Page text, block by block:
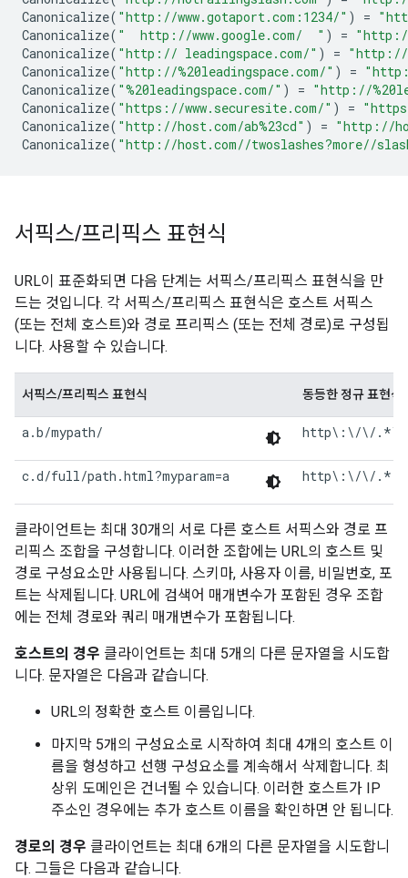
Canonicalize( "http://www.gotaport.com:1234/" ) =
Canonicalize( "  http://www.google.com/  " ) = "http://
Canonicalize( "http:// leadingspace.com/" ) = "http://
Canonicalize( "http://%20leadingspace.com/" ) =
Canonicalize( "%20leadingspace.com/" ) = "http://
Canonicalize( "https://www.securesite.com/" ) =
Canonicalize( "http://host.com/ab%23cd" ) = "http://
Canonicalize( "http://host.com//twoslashes?more//
서픽스/프리픽스 표현식
URL이 표준화되면 다음 단계는 서픽스/프리픽스 표현식을 만
드는 것입니다. 각 서픽스/프리픽스 표현식은 호스트 서픽스
(또는 전체 호스트)와 경로 프리픽스 (또는 전체 경로)로 구성됩
니다. 사용할 수 있습니다.
서픽스/프리픽스 표현식 동등한 정규 표현식
a.b/mypath/ http\:\/\/
c.d/full/path.html?myparam=a http\:\/\/
클라이언트는 최대 30개의 서로 다른 호스트 서픽스와 경로 프
리픽스 조합을 구성합니다. 이러한 조합에는 URL의 호스트 및
경로 구성요소만 사용됩니다. 스키마, 사용자 이름, 비밀번호, 포
트는 삭제됩니다. URL에 검색어 매개변수가 포함된 경우 조합
에는 전체 경로와 쿼리 매개변수가 포함됩니다.
호스트의 경우 클라이언트는 최대 5개의 다른 문자열을 시도합
니다. 문자열은 다음과 같습니다.
URL의 정확한 호스트 이름입니다.
마지막 5개의 구성요소로 시작하여 최대 4개의 호스트 이
름을 형성하고 선행 구성요소를 계속해서 삭제합니다. 최
상위 도메인은 건너뛸 수 있습니다. 이러한 호스트가 IP
주소인 경우에는 추가 호스트 이름을 확인하면 안 됩니다.
경로의 경우 클라이언트는 최대 6개의 다른 문자열을 시도합니
다. 그들은 다음과 같습니다.